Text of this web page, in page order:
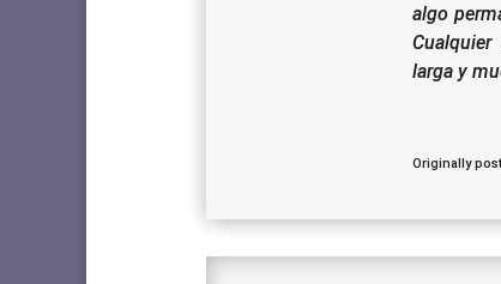
algo
larga y
Originally